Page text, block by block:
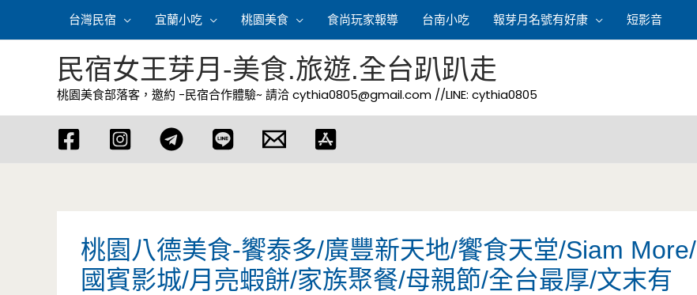
容
台灣民宿 宜蘭小吃 桃園美食 食尚玩家報導 台南小吃 報芽月名號有好康 短影音
民宿女王芽月-美食.旅遊.全台趴趴走
桃園美食部落客，邀約 -民宿合作體驗~ 請洽cythia0805@gmail.com //LINE: cythia0805
桃園八德美食-饗泰多/廣豐新天地/饗食天堂/Siam More/
國賓影城/月亮蝦餅/家族聚餐/母親節/全台最厚/文末有